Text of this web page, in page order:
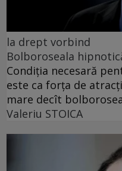
la drept vorbind
Bolboroseala
Condiția necesară
este ca forța de
mare decît
Valeriu STOICA